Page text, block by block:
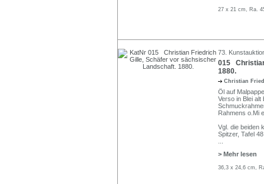
27 x 21 cm, Ra.
73.
015
1880.
Christian
Öl auf
Verso in Blei
Rahmens o.Mi
Vgl. die beiden
Spitzer, Tafel
> Mehr lesen
36,3 x 24,6 cm,